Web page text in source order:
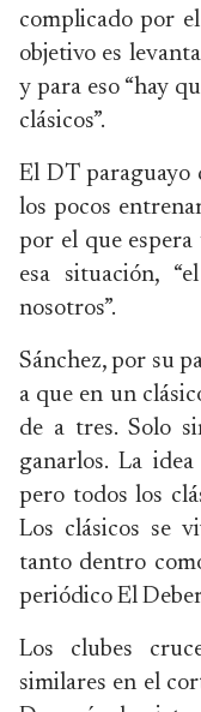
complicado por
objetivo es
y para eso “hay
clásicos”.
El DT paraguayo
los pocos
por el que
esa situación,
nosotros”.
Sánchez, por su
a que en un
de a tres. Solo
ganarlos. La
pero todos los
Los clásicos se
tanto dentro
periódico El
Los clubes
similares en el